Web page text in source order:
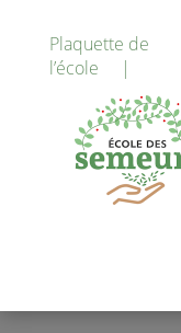
Plaquette de
l’école |